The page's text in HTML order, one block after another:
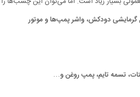
دودکش، واشر پمپ‌ها و موتور
تسمه تایم، پمپ روغن و…